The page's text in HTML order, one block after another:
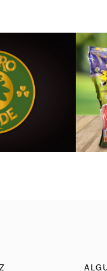
EL ORO
SHOP